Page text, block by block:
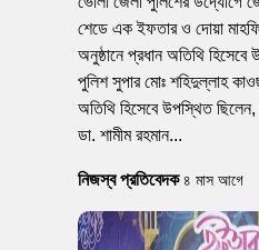
শেডে এক ইফতার ও দোয়া
অনুষ্ঠানে প্রধান অতিথি
পুলিশ সুপার মোঃ শহিদুল্লাহ
অতিথি হিসেবে উপস্থিত
ডা. শামীম রহমান...
নিজস্ব প্রতিবেদক ৪ মাস আগে